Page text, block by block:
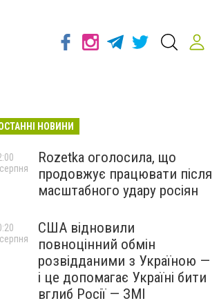
НОВИНИ
Rozetka оголосила, що
продовжує працювати після
масштабного удару росіян
США відновили
повноцінний обмін
розвідданими з Україною —
і це допомагає Україні бити
вглиб Росії — ЗМІ